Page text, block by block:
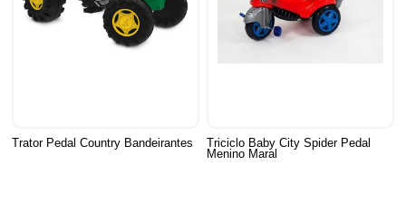
Trator Pedal Country Bandeirantes
Triciclo Baby City Spider Pedal
Menino Maral